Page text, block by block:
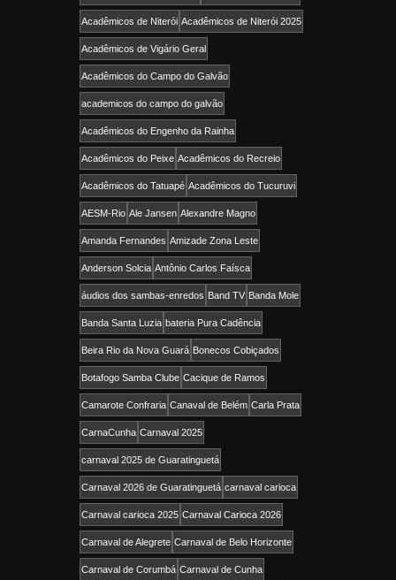
Acadêmicos de Niterói Acadêmicos de Niterói 2025
Acadêmicos de Vigário Geral
Acadêmicos do Campo do Galvão
academicos do campo do galvão
Acadêmicos do Engenho da Rainha
Acadêmicos do Peixe Acadêmicos do Recreio
Acadêmicos do Tatuapé Acadêmicos do Tucuruvi
AESM-Rio Ale Jansen Alexandre Magno
Amanda Fernandes Amizade Zona Leste
Anderson Solcia Antônio Carlos Faísca
áudios dos sambas-enredos Band TV Banda Mole
Banda Santa Luzia bateria Pura Cadência
Beira Rio da Nova Guará Bonecos Cobiçados
Botafogo Samba Clube Cacique de Ramos
Camarote Confraria Canaval de Belém Carla Prata
CarnaCunha Carnaval 2025
carnaval 2025 de Guaratinguetá
Carnaval 2026 de Guaratinguetá carnaval carioca
Carnaval carioca 2025 Carnaval Carioca 2026
Carnaval de Alegrete Carnaval de Belo Horizonte
Carnaval de Corumbá Carnaval de Cunha